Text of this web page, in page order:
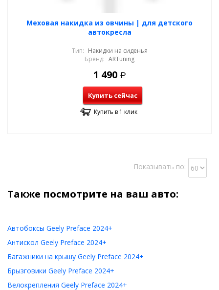
Меховая накидка из овчины | для детского
автокресла
Тип: Накидки на сиденья
Бренд: ARTuning
1 490 Р
Купить сейчас
Купить в 1 клик
Показывать по:
Также посмотрите на ваш авто:
Автобоксы Geely Preface 2024+
Антискол Geely Preface 2024+
Багажники на крышу Geely Preface 2024+
Брызговики Geely Preface 2024+
Велокрепления Geely Preface 2024+